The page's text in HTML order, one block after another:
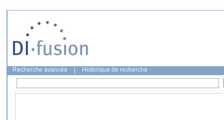
Recherche avancée Historique de recherche